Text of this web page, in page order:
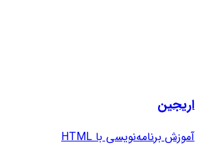
اریجین
آموزش برنامه‌نویسی با HTML